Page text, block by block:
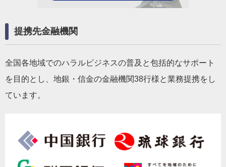
提携先金融機関
全国各地域でのハラルビジネスの普及と包括的なサポート
を目的とし、地銀・信金の金融機関38行様と業務提携をし
ています。